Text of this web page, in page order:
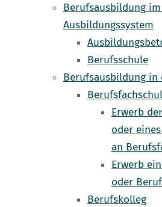
Berufsausbildung
Ausbildungssystem
Berufsschule
Berufsausbildung in
Erwerb
oder
an
Erwerb
oder
Berufskolleg